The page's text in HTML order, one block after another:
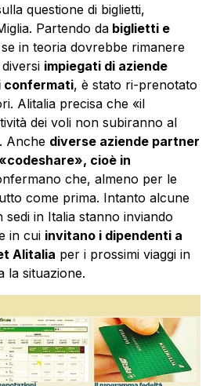
questione di biglietti,
Partendo da biglietti e
in teoria dovrebbe rimanere
impiegati di aziende
confermati, è stato ri-prenotato
Alitalia precisa che «il
dei voli non subiranno al
Anche diverse aziende partner
cioè in
che, almeno per le
come prima. Intanto alcune
in Italia stanno inviando
in cui invitano i dipendenti a
Alitalia per i prossimi viaggi in
la situazione.